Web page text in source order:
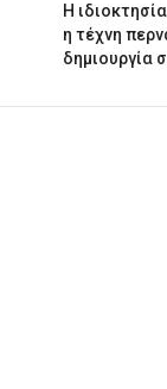
Η
η τέχνη
δημιουργία